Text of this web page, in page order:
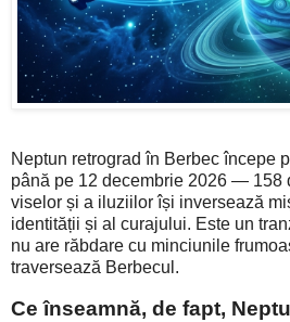
Neptun retrograd în Berbec începe
până pe 12 decembrie 2026 — 158
viselor și a iluziilor își inversează
identității și al curajului. Este un
nu are răbdare cu minciunile
traversează Berbecul.
Ce înseamnă, de fapt,